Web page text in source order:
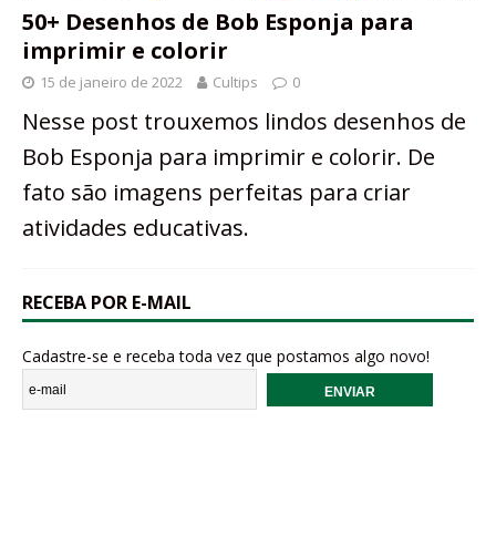
50+ Desenhos de Bob Esponja para
imprimir e colorir
15 de janeiro de 2022 Cultips 0
Nesse post trouxemos lindos desenhos de
Bob Esponja para imprimir e colorir. De
fato são imagens perfeitas para criar
atividades educativas.
RECEBA POR E-MAIL
Cadastre-se e receba toda vez que postamos algo novo!